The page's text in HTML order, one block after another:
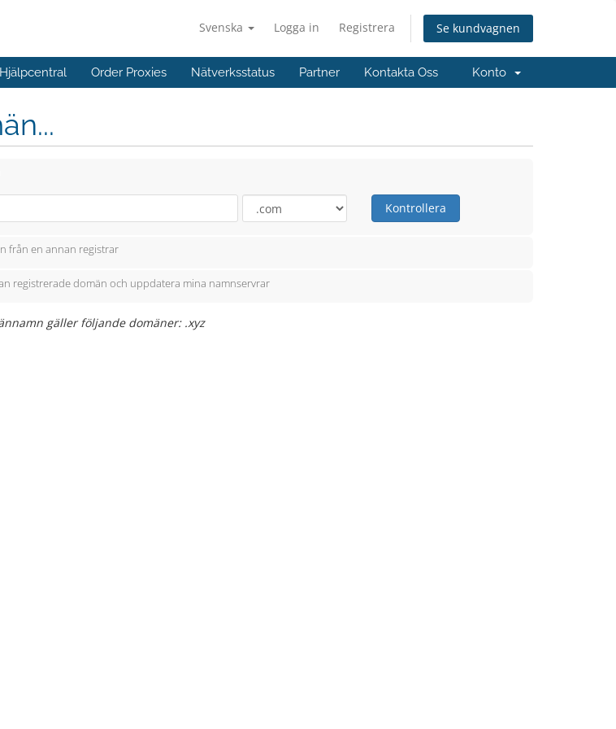
Svenska Logga in Registrera Se kundvagnen
Hjälpcentral Order Proxies Nätverksstatus Partner Kontakta Oss Konto
Kontrollera
från en annan registrar
registrerade domän och uppdatera mina namnservrar
gäller följande domäner: .xyz